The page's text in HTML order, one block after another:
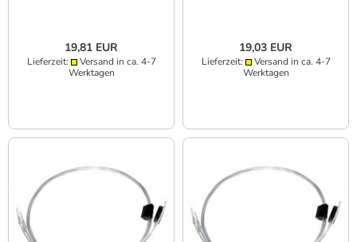
19,81 EUR
Lieferzeit:
Versand in ca. 4-7
Werktagen
19,03 EUR
Lieferzeit:
Versand in ca. 4-7
Werktagen